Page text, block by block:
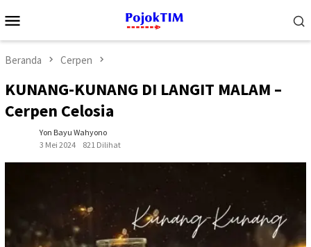
ke
Mobile
Beranda Cerpen
KUNANG-KUNANG DI LANGIT MALAM –
Cerpen Celosia
Yon Bayu Wahyono
3 Mei 2024
821 Dilihat